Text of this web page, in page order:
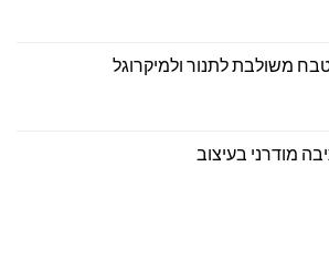
משולבת לתנור ולמיקרוגל
מודרני בעיצוב